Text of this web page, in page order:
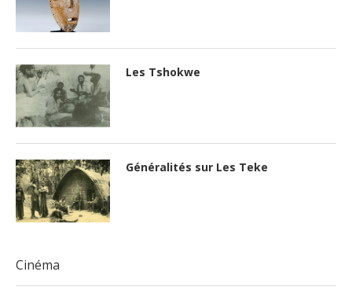
Les Tshokwe
Généralités sur Les Teke
Cinéma